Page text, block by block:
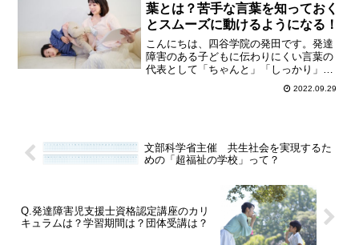
葉とは？苦手な言葉を知っておく
とスムーズに動けるようになる！
こんにちは、四谷学院の発田です。発達
障害のある子どもに伝わりにくい言葉の
代表として「ちゃんと」「しっかり」
「ていねいに」というものがあります。
これらに共通することが何か、分かりま
2022.09.29
文部科学省主催 共生社会を実現するた
めの「超福祉の学校」って？
Q.発達障害児支援士資格認定講座のカリ
キュラムは？学習期間は？団体受講は？